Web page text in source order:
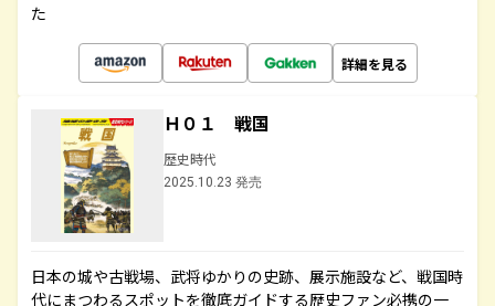
た
詳細を見る
Ｈ０１ 戦国
歴史時代
2025.10.23 発売
日本の城や古戦場、武将ゆかりの史跡、展示施設など、戦国時
代にまつわるスポットを徹底ガイドする歴史ファン必携の一